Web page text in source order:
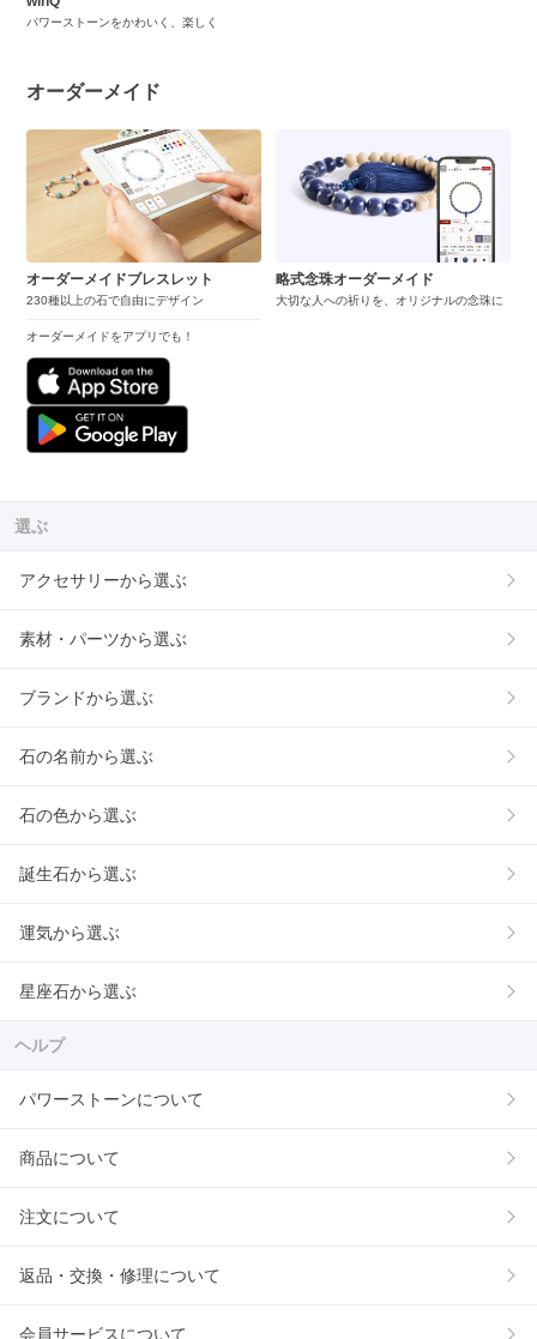
パワーストーンをかわいく、楽しく
オーダーメイド
オーダーメイドブレスレット
230種以上の石で自由にデザイン
オーダーメイドをアプリでも！
略式念珠オーダーメイド
大切な人への祈りを、オリジナルの念珠に
選ぶ
アクセサリーから選ぶ
素材・パーツから選ぶ
ブランドから選ぶ
石の名前から選ぶ
石の色から選ぶ
誕生石から選ぶ
運気から選ぶ
星座石から選ぶ
ヘルプ
パワーストーンについて
商品について
注文について
返品・交換・修理について
会員サービスについて